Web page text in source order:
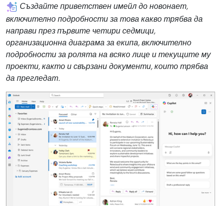
Създайте приветствен имейл до новонает,
включително подробности за това какво трябва да
направи през първите четири седмици,
организационна диаграма за екипа, включително
подробности за ролята на всяко лице и текущите му
проекти, както и свързани документи, които трябва
да прегледат.